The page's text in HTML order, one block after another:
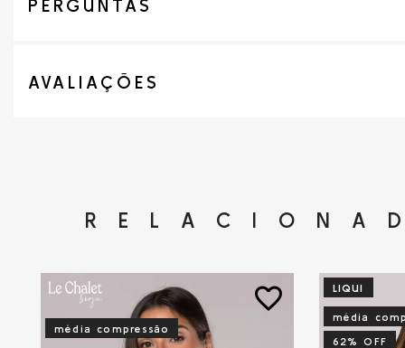
PERGUNTAS
AVALIAÇÕES
média compressão
favorite_border LIQUI
média
62% OFF